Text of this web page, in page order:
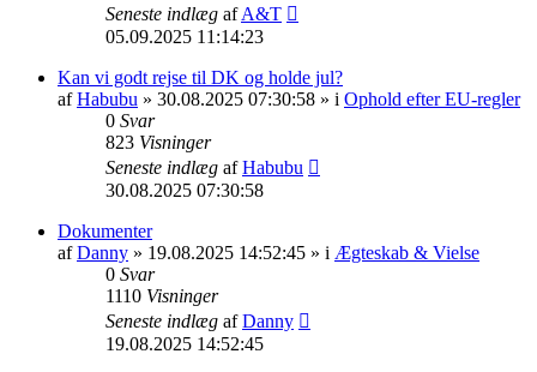
Seneste indlæg afA&T
05.09.2025 11:14:23
Kan vi godt rejse til DK og holde jul?
afHabubu » 30.08.2025 07:30:58 » i Ophold efter EU-regler
0 Svar
823 Visninger
Seneste indlæg afHabubu
30.08.2025 07:30:58
Dokumenter
afDanny » 19.08.2025 14:52:45 » i Ægteskab & Vielse
0 Svar
1110 Visninger
Seneste indlæg afDanny
19.08.2025 14:52:45